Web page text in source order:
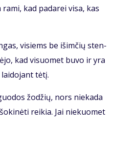
kad pa­da­rei vi­sa, kas
vi­siems be iš­im­čių sten­
kad vi­suo­met bu­vo ir yra
tė­tį.
žo­džių, nors nie­ka­da
rei­kia. Jai nie­kuo­met